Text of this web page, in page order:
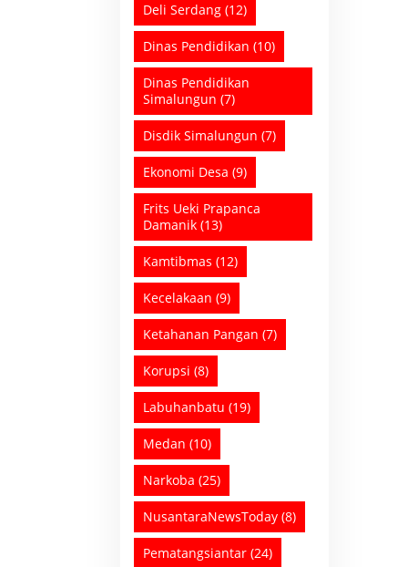
Deli Serdang (12)
Dinas Pendidikan (10)
Dinas Pendidikan
Simalungun (7)
Disdik Simalungun (7)
Ekonomi Desa (9)
Frits Ueki Prapanca
Damanik (13)
Kamtibmas (12)
Kecelakaan (9)
Ketahanan Pangan (7)
Korupsi (8)
Labuhanbatu (19)
Medan (10)
Narkoba (25)
NusantaraNewsToday (8)
Pematangsiantar (24)